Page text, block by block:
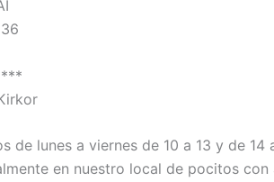
de lunes a viernes de 10 a 13 y de 14
en nuestro local de pocitos